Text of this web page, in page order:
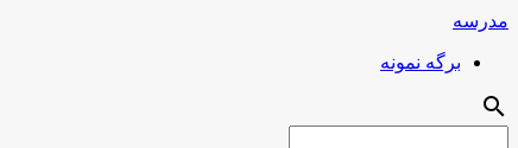
مدرسه
برگه نمونه
search